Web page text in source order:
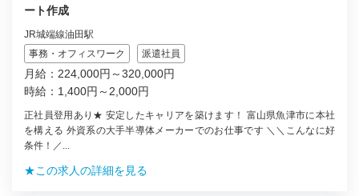
ート作成
JR城端線油田駅
事務・オフィスワーク
派遣社員
月給：224,000円～320,000円
時給：1,400円～2,000円
正社員登用あり★ 安定したキャリアを築けます！ 富山県魚津市に本社
を構える 外資系の大手半導体メーカーでのお仕事です ＼＼こんなに好
条件！／...
★この求人の詳細を見る